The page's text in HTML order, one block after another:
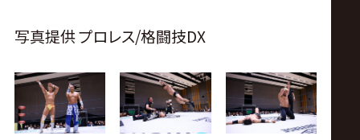
写真提供 プロレス/格闘技DX